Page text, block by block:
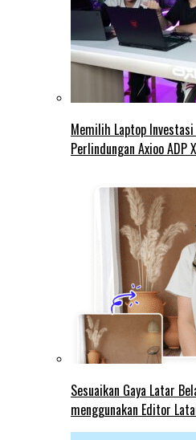
Memilih Laptop Investasi
Perlindungan Axioo ADP
Sesuaikan Gaya Latar
menggunakan Editor